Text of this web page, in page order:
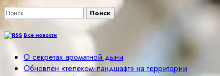
Найти:
Все новости
О секретах ароматной дыни
Обновлён «телеком-ландшафт» на территории